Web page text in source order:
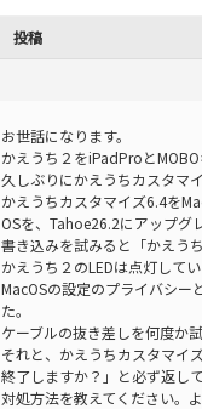
投稿
お世話になります。
かえうち２をiPadProとMOBO
久しぶりにかえうちカスタマ
かえうちカスタマイズ6.4を
OSを、Tahoe26.2にアップグ
書き込みを試みると「かえう
かえうち２のLEDは点灯して
MacOSの設定のプライバシー
た。
ケーブルの抜き差しを何度か
それと、かえうちカスタマイ
終了しますか？」と必ず返し
対処方法を教えてください。